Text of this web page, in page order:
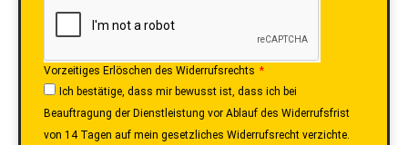
Vorzeitiges Erlöschen des Widerrufsrechts
Ich bestätige, dass mir bewusst ist, dass ich bei
Beauftragung der Dienstleistung vor Ablauf des Widerrufsfrist
von 14 Tagen auf mein gesetzliches Widerrufsrecht verzichte.